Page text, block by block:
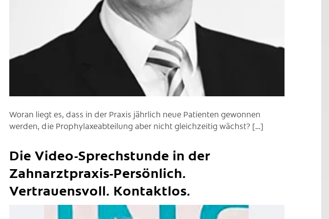
Woran liegt es, dass in der Praxis jährlich neue Patienten gewonnen
werden, die Prophylaxeabteilung aber nicht gleichzeitig wächst? […]
Die Video-Sprechstunde in der
Zahnarztpraxis-Persönlich.
Vertrauensvoll. Kontaktlos.